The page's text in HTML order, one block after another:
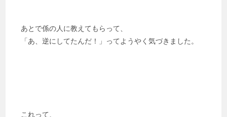
あとで係の人に教えてもらって、
「あ、逆にしてたんだ！」ってようやく気づきました。
これって、